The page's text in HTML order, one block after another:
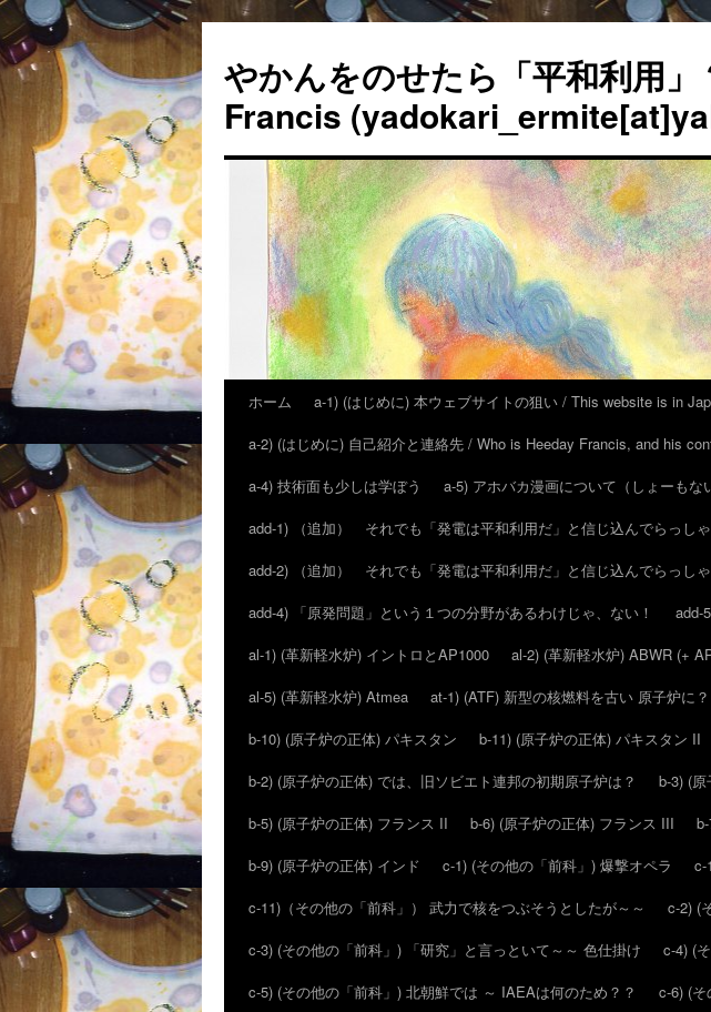
やかんをのせたら「平和利用
Francis
ホーム
a-1) (はじめに) 本ウェブサイトの狙い / This website is in
a-2) (はじめに) 自己紹介と連絡先 / Who is Heeday Francis, and his
a-4) 技術面も少しは学ぼう
a-5) アホバカ漫画について（しょーもな
add-1) （追加） それでも「発電は平和利用だ」と信じ込んでらっし
add-2) （追加） それでも「発電は平和利用だ」と信じ込んでらっし
add-4) 「原発問題」という１つの分野があるわけじゃ、ない！
add-
al-1) (革新軽水炉) イントロとAP1000
al-2) (革新軽水炉) ABWR (+
al-5) (革新軽水炉) Atmea
at-1) (ATF) 新型の核燃料を古い 原子炉に？
b-10) (原子炉の正体) パキスタン
b-11) (原子炉の正体) パキスタン II
b-2) (原子炉の正体) では、旧ソビエト連邦の初期原子炉は？
b-3) (
b-5) (原子炉の正体) フランス II
b-6) (原子炉の正体) フランス III
b-9) (原子炉の正体) インド
c-1) (その他の「前科」) 爆撃オペラ
c-
c-11)（その他の「前科」） 武力で核をつぶそうとしたが～～
c-2) (
c-3) (その他の「前科」) 「研究」と言っといて～～ 色仕掛け
c-4) (
c-5) (その他の「前科」) 北朝鮮では ～ IAEAは何のため？？
c-6) (